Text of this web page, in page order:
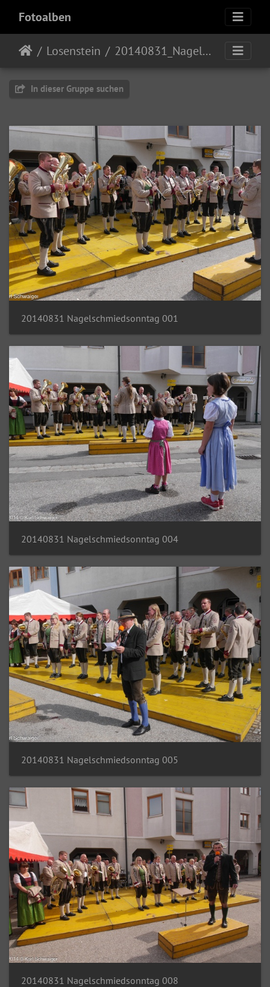
Fotoalben
Losenstein 20140831_Nagelschmiedsonntag
In dieser Gruppe suchen
20140831 Nagelschmiedsonntag 001
20140831 Nagelschmiedsonntag 004
20140831 Nagelschmiedsonntag 005
20140831 Nagelschmiedsonntag 008